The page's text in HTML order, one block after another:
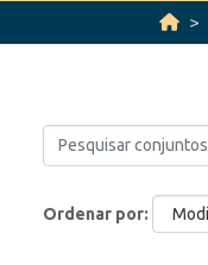
Ordenar por